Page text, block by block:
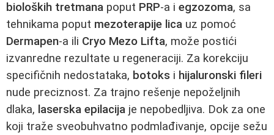
bioloških tretmana poput PRP-a i egzozoma, sa
tehnikama poput mezoterapije lica uz pomoć
Dermapen-a ili Cryo Mezo Lifta, može postići
izvanredne rezultate u regeneraciji. Za korekciju
specifičnih nedostataka, botoks i hijaluronski fileri
nude preciznost. Za trajno rešenje nepoželjnih
dlaka, laserska epilacija je nepobedljiva. Dok za one
koji traže sveobuhvatno podmlađivanje, opcije sežu